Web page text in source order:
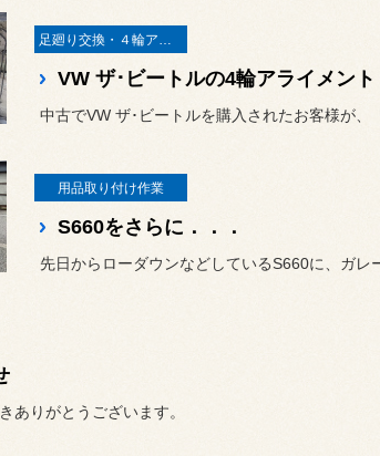
足廻り交換・４輪アライメント調整
VW ザ･ビートルの4輪アライメント
用品取り付け作業
S660をさらに．．．
ありがとうございます。